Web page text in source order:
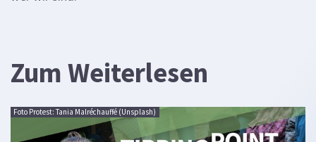
Zum Weiterlesen
Foto Protest: Tania Malréchauffé (Unsplash)